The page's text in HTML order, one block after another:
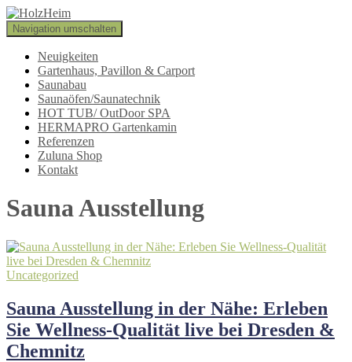
Navigation umschalten
Neuigkeiten
Gartenhaus, Pavillon & Carport
Saunabau
Saunaöfen/Saunatechnik
HOT TUB/ OutDoor SPA
HERMAPRO Gartenkamin
Referenzen
Zuluna Shop
Kontakt
Sauna Ausstellung
Uncategorized
Sauna Ausstellung in der Nähe: Erleben
Sie Wellness-Qualität live bei Dresden &
Chemnitz